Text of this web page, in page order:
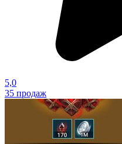
5,0
35 продаж